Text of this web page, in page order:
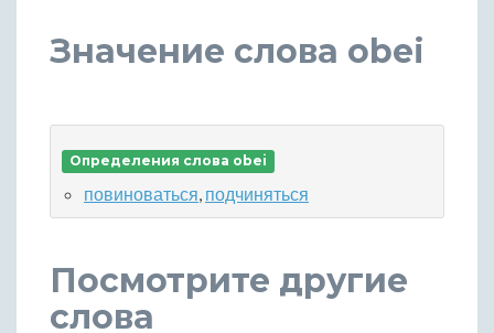
Значение слова obei
Определения слова obei
повиноваться, подчиняться
Посмотрите другие
слова